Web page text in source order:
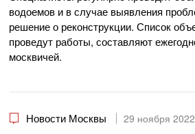
водоемов и в случае выявления
решение о реконструкции. Список
проведут работы, составляют
москвичей.
Новости Москвы 29 ноября 2022